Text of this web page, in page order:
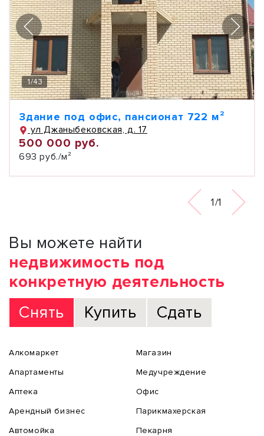
1/43
Здание под офис, пансионат 722 м²
ул Джаныбековская, д. 17
500 000 руб.
693 руб./м²
1/1
Вы можете найти
недвижимость под
конкретную деятельность
Снять
Купить Сдать
Алкомаркет
Апартаменты
Аптека
Арендный бизнес
Автомойка
Магазин
Медучреждение
Офис
Парикмахерская
Пекарня